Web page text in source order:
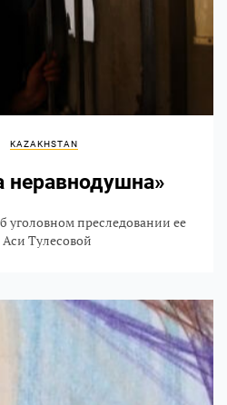
KAZAKHSTAN
неравнодушна»
преследовании ее
Тулесовой